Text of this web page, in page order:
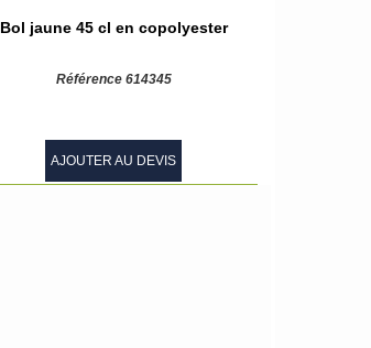
Bol jaune 45 cl en copolyester
Référence 614345
AJOUTER AU DEVIS